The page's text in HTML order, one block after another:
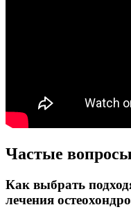
Частые вопросы
Как выбрать
лечения